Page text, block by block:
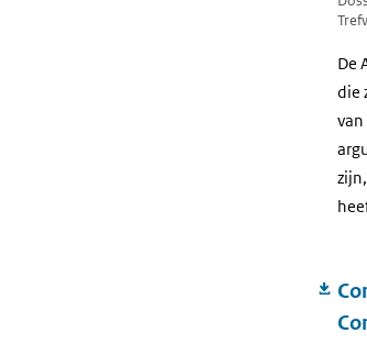
De
die